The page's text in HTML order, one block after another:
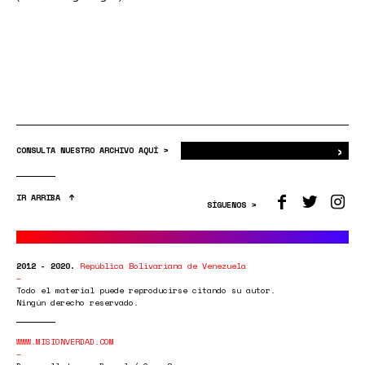
CONSULTA NUESTRO ARCHIVO AQUÍ > ›
IR ARRIBA
SÍGUENOS >
2012 - 2020. República Bolivariana de Venezuela
Todo el material puede reproducirse citando su autor.
Ningún derecho reservado.
WWW.MISIONVERDAD.COM